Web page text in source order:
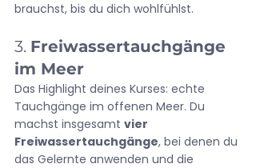
brauchst, bis du dich wohlfühlst.
3. Freiwassertauchgänge
im Meer
Das Highlight deines Kurses: echte
Tauchgänge im offenen Meer. Du
machst insgesamt vier
Freiwassertauchgänge, bei denen du
das Gelernte anwenden und die